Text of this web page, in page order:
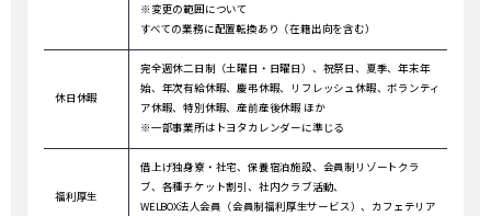
※変更の範囲について
すべての業務に配置転換あり（在籍出向を含む）
休日休暇
完全週休二日制（土曜日・日曜日）、祝祭日、夏季、年末年
始、年次有給休暇、慶弔休暇、リフレッシュ休暇、ボランティ
ア休暇、特別休暇、産前産後休暇 ほか
※一部事業所はトヨタカレンダーに準じる
福利厚生
借上げ独身寮・社宅、保養宿泊施設、会員制リゾートクラ
ブ、各種チケット割引、社内クラブ活動、
WELBOX法人会員（会員制福利厚生サービス）、カフェテリア